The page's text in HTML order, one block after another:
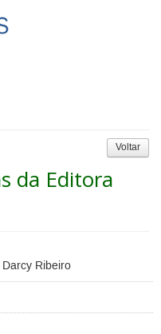
Voltar
da Editora
Ribeiro